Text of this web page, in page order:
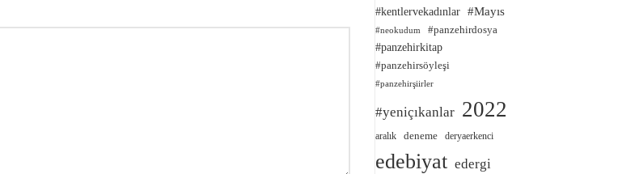
#kentlervekadınlar #Mayıs
#neokudum
#panzehirdosya
#panzehirkitap
#panzehirsöyleşi
#panzehirşiirler
#yeniçıkanlar 2022
aralık deneme deryaerkenci
edebiyat edergi